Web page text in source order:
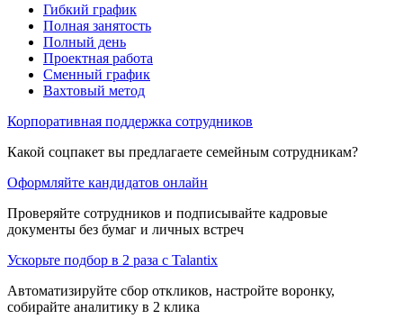
Гибкий график
Полная занятость
Полный день
Проектная работа
Сменный график
Вахтовый метод
Корпоративная поддержка сотрудников
Какой соцпакет вы предлагаете семейным сотрудникам?
Оформляйте кандидатов онлайн
Проверяйте сотрудников и подписывайте кадровые
документы без бумаг и личных встреч
Ускорьте подбор в 2 раза с Talantix
Автоматизируйте сбор откликов, настройте воронку,
собирайте аналитику в 2 клика